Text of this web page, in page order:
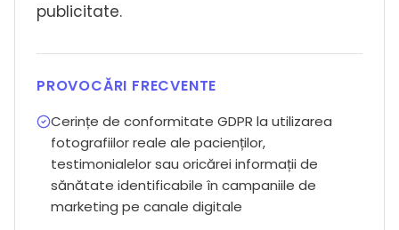
publicitate.
PROVOCĂRI FRECVENTE
Cerințe de conformitate GDPR la utilizarea
fotografiilor reale ale pacienților,
testimonialelor sau oricărei informații de
sănătate identificabile în campaniile de
marketing pe canale digitale